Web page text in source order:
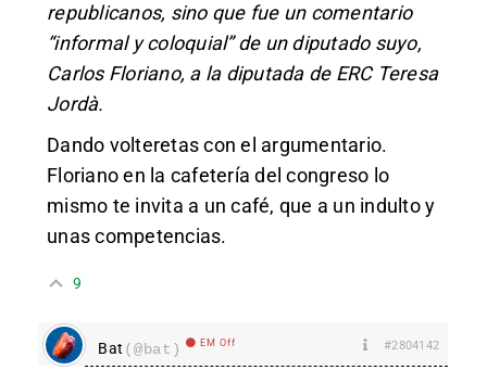
republicanos, sino que fue un comentario
“informal y coloquial” de un diputado suyo,
Carlos Floriano, a la diputada de ERC Teresa
Jordà.
Dando volteretas con el argumentario.
Floriano en la cafetería del congreso lo
mismo te invita a un café, que a un indulto y
unas competencias.
9
Bat (@bat) EM Off #2804142